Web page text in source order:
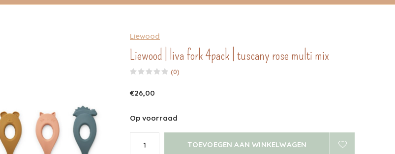
Liewood
Liewood | liva fork 4pack | tuscany rose multi mix
(0)
€26,00
Op voorraad
TOEVOEGEN AAN WINKELWAGEN